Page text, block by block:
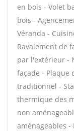
en bois - Volet
bois -
Véranda -
Ravalement de
par l'extérieur -
façade - Plaque
traditionnel -
thermique des
non
aménageables